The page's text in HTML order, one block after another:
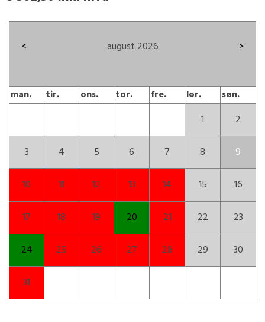
< august 2026 >
man. tir. ons. tor. fre. lør.
søn.
1
2
3 4 5 6 7 8 9
10 11 12 13 14 15 16
17 18 19 20 21 22 23
24 25 26 27 28 29 30
31